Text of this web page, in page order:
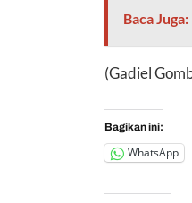
Baca Juga:
(Gadiel
Bagikan ini:
WhatsApp